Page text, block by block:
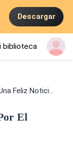
Descargar
biblioteca
Feliz Noticia Sofocada Por El Silencio.
El